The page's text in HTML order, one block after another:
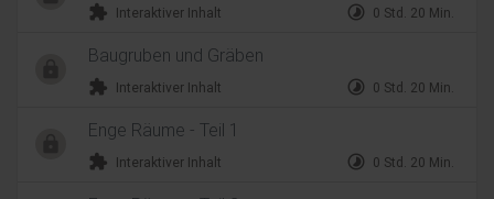
extension Interaktiver Inhalt timelapse 0 Std. 20 Min.
Baugruben und Gräben
extension Interaktiver Inhalt timelapse 0 Std. 20 Min.
Enge Räume - Teil 1
extension Interaktiver Inhalt timelapse 0 Std. 20 Min.